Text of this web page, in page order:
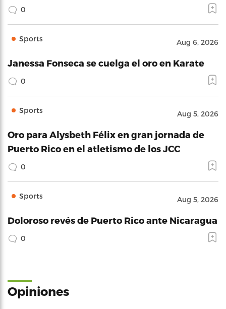
0
Sports Aug 6, 2026
Janessa Fonseca se cuelga el oro en Karate
0
Sports Aug 5, 2026
Oro para Alysbeth Félix en gran jornada de
Puerto Rico en el atletismo de los JCC
0
Sports Aug 5, 2026
Doloroso revés de Puerto Rico ante Nicaragua
0
Opiniones